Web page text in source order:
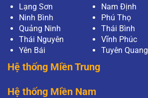
Lạng Sơn
Nam Định
Ninh Bình
Phú Thọ
Quảng Ninh
Thái Bình
Thái Nguyên
Vĩnh Phúc
Yên Bái
Tuyên Quang
Hệ thống Miền Trung
Hệ thống Miền Nam